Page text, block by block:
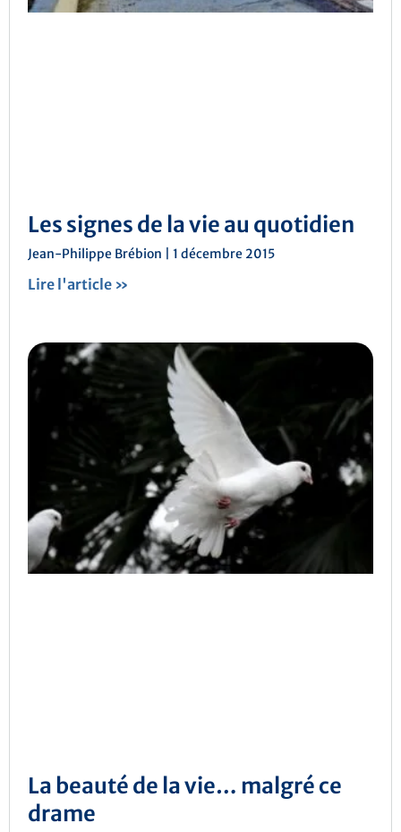
Les signes de la vie au quotidien
Jean-Philippe Brébion 1 décembre 2015
Lire l'article »
La beauté de la vie… malgré ce
drame